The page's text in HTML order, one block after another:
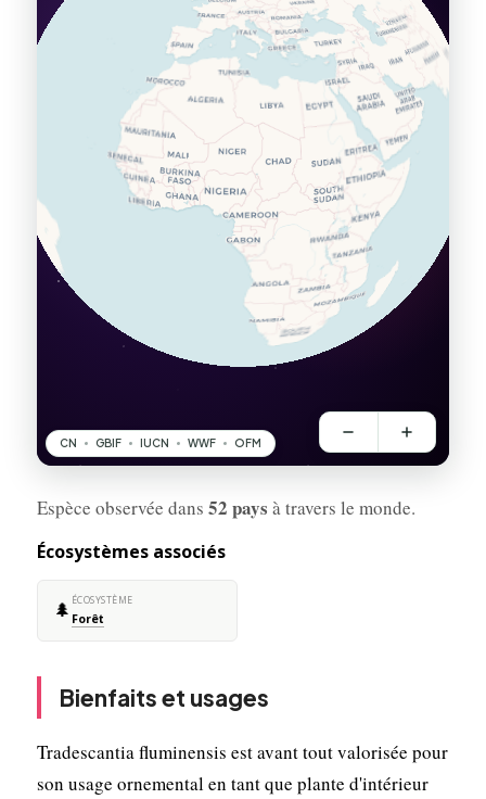
Espèce observée dans 52 pays à travers le monde.
Écosystèmes associés
🌲 ÉCOSYSTÈME
Forêt
Bienfaits et usages
Tradescantia fluminensis est avant tout valorisée pour
son usage ornemental en tant que plante d'intérieur